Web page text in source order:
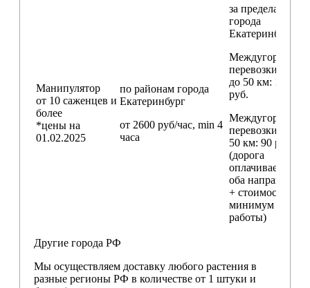
Манипулятор
от 10 саженцев и
более
*цены на
01.02.2025
по районам города
Екатеринбург
от 2600 руб/час, min 4
часа
за пределами
города
Екатеринбург
Междугородние
перевозки
до 50 км: 18 000
руб.
Междугородние
перевозки
50 км: 90 руб./км
(дорога
оплачивается в
оба направления
+ стоимость
минимум 4
работы)
Другие города РФ
Мы осуществляем доставку любого растения в
разные регионы РФ в количестве от 1 штуки и